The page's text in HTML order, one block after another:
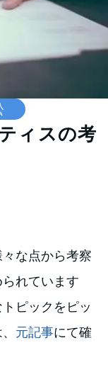
ィスの考
な点から考察
れています
ピックをピッ
元記事にて確